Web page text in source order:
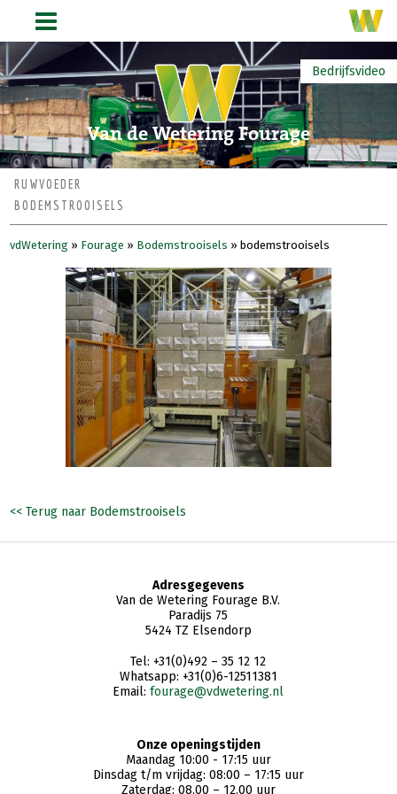
Van de Wetering Fourage
Bedrijfsvideo
RUWVOEDER
BODEMSTROOISELS
vdWetering » Fourage » Bodemstrooisels » bodemstrooisels
<< Terug naar Bodemstrooisels
Adresgegevens
Van de Wetering Fourage B.V.
Paradijs 75
5424 TZ Elsendorp
Tel: +31(0)492 – 35 12 12
Whatsapp: +31(0)6-12511381
Email:fourage@vdwetering.nl
Onze openingstijden
Maandag 10:00 - 17:15 uur
Dinsdag t/m vrijdag: 08:00 – 17:15 uur
Zaterdag: 08.00 – 12.00 uur